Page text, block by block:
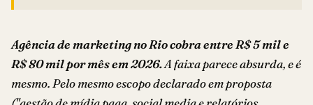
Agência de marketing no Rio cobra entre R$ 5 mil e
R$ 80 mil por mês em 2026.A faixa parece absurda, e é
mesmo. Pelo mesmo escopo declarado em proposta